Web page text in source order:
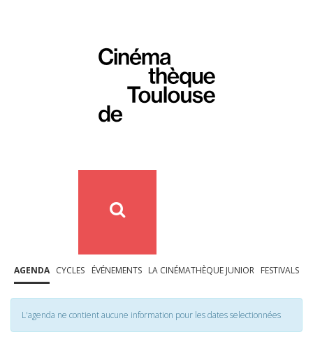
AGENDA CYCLES ÉVÉNEMENTS LA CINÉMATHÈQUE JUNIOR FESTIVALS
L'agenda ne contient aucune information pour les dates selectionnées